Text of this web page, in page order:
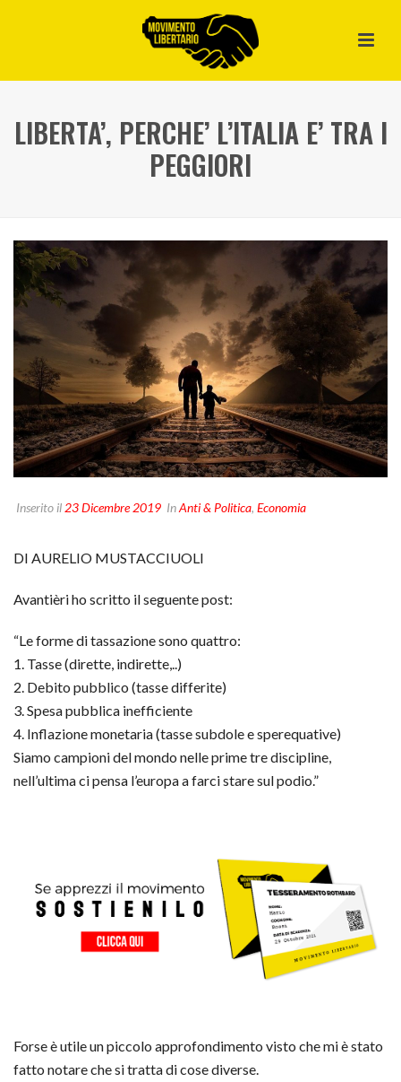
LIBERTA’, PERCHE’ L’ITALIA E’ TRA I
PEGGIORI
Inserito il 23 Dicembre 2019 InAnti & Politica, Economia
DI AURELIO MUSTACCIUOLI
Avantièri ho scritto il seguente post:
“Le forme di tassazione sono quattro:
1. Tasse (dirette, indirette,..)
2. Debito pubblico (tasse differite)
3. Spesa pubblica inefficiente
4. Inflazione monetaria (tasse subdole e sperequative)
Siamo campioni del mondo nelle prime tre discipline,
nell’ultima ci pensa l’europa a farci stare sul podio.”
Forse è utile un piccolo approfondimento visto che mi è stato
fatto notare che si tratta di cose diverse.